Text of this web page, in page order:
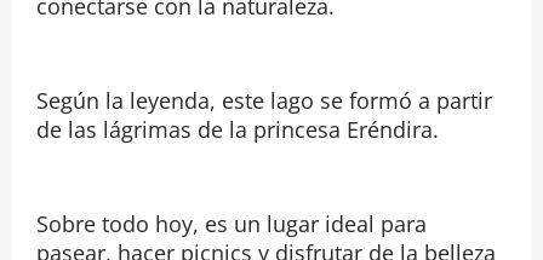
Según la leyenda, este lago se formó a partir
de las lágrimas de la princesa Eréndira.
Sobre todo hoy, es un lugar ideal para
pasear, hacer picnics y disfrutar de la belleza